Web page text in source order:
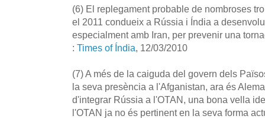
(6) El replegament probable de nombroses
el 2011 condueix a Rússia i Índia a
especialment amb Iran, per prevenir una
: Times of Índia, 12/03/2010
(7) A més de la caiguda del govern dels
la seva presència a l'Afganistan, ara és
d'integrar Rússia a l'OTAN, una bona vella
l'OTAN ja no és pertinent en la seva forma